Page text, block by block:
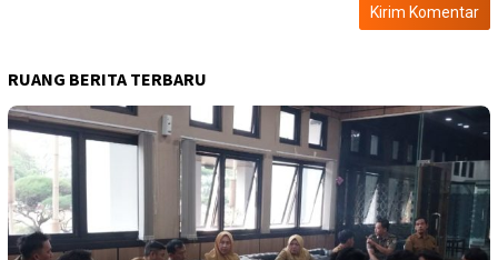
RUANG BERITA TERBARU